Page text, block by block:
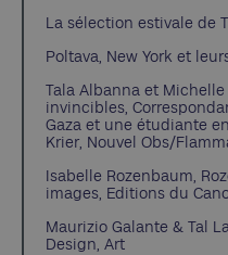
La sélection estivale de
Poltava, New York et
Tala Albanna et
invincibles,
Gaza et une étudiante
Krier, Nouvel Obs/
Isabelle Rozenbaum,
images, Editions du
Maurizio Galante & Tal
Design, Art